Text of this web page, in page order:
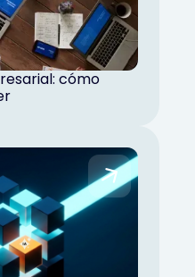
cómo